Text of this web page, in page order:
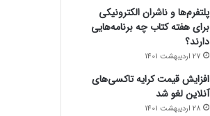
پلتفرم‌ها و ناشران الکترونیکی
برای هفته کتاب چه برنامه‌هایی
دارند؟
27 اردیبهشت 1401
افزایش قیمت کرایه تاکسی‌های
آنلاین لغو شد
28 اردیبهشت 1401